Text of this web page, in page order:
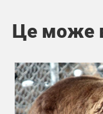
Це може